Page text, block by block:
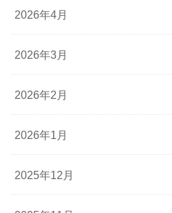
2026年4月
2026年3月
2026年2月
2026年1月
2025年12月